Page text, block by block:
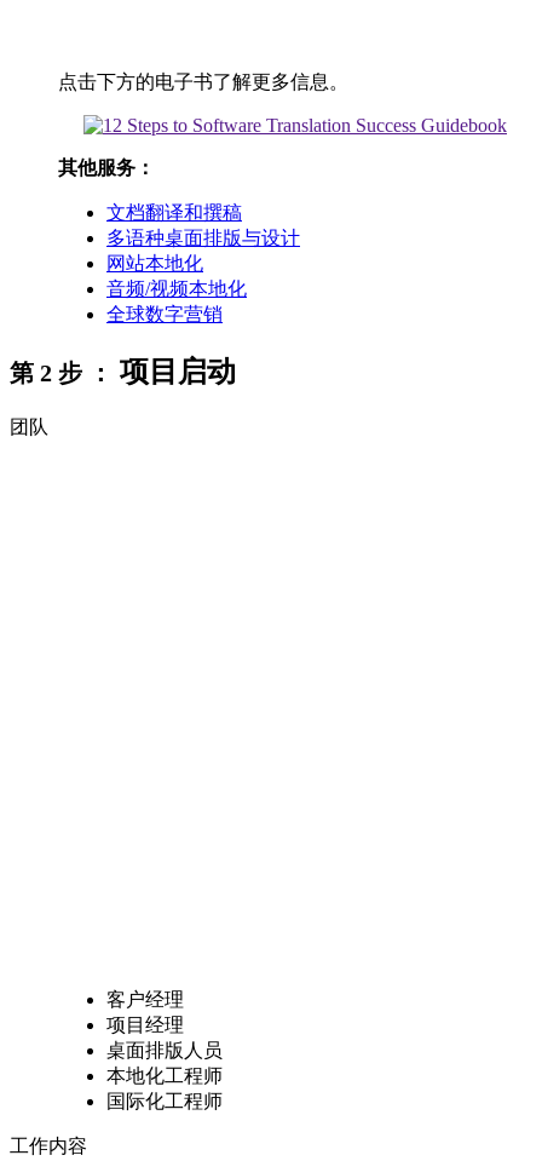
点击下方的电子书了解更多信息。
其他服务：
文档翻译和撰稿
多语种桌面排版与设计
网站本地化
音频/视频本地化
全球数字营销
第 2 步 ： 项目启动
团队
客户经理
项目经理
桌面排版人员
本地化工程师
国际化工程师
工作内容